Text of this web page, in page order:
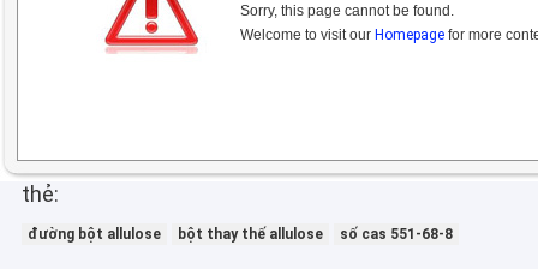
Sorry, this page cannot be found.
Welcome to visit our Homepage for more
thẻ:
đường bột allulose bột thay thế allulose số cas 551-68-8